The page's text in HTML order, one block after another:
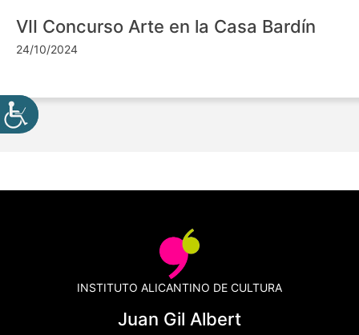
VII Concurso Arte en la Casa Bardín
24/10/2024
INSTITUTO ALICANTINO DE CULTURA
Juan Gil Albert